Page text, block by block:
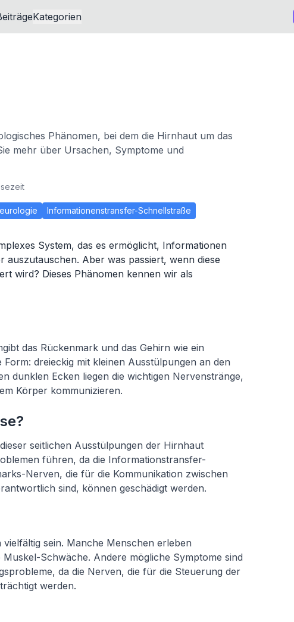
Kategorien
Phänomen, bei dem die Hirnhaut um das
mehr über Ursachen, Symptome und
Informationenstransfer-Schnellstraße
System, das es ermöglicht, Informationen
auszutauschen. Aber was passiert, wenn diese
wird? Dieses Phänomen kennen wir als
das Rückenmark und das Gehirn wie ein
dreieckig mit kleinen Ausstülpungen an den
dunklen Ecken liegen die wichtigen Nervenstränge,
Körper kommunizieren.
seitlichen Ausstülpungen der Hirnhaut
führen, da die Informationstransfer-
Nerven, die für die Kommunikation zwischen
sind, können geschädigt werden.
sein. Manche Menschen erleben
Schwäche. Andere mögliche Symptome sind
da die Nerven, die für die Steuerung der
werden.